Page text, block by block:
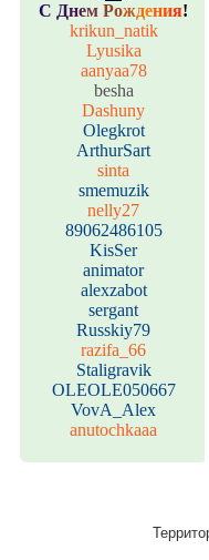
С Днем Рождения!
krikun_natik
Lyusika
aanyaa78
besha
Dashuny
Olegkrot
ArthurSart
sinta
smemuzik
nelly27
89062486105
KisSer
animator
alexzabot
sergant
Russkiy79
razifa_66
Staligravik
OLEOLE050667
VovA_Alex
anutochkaaa